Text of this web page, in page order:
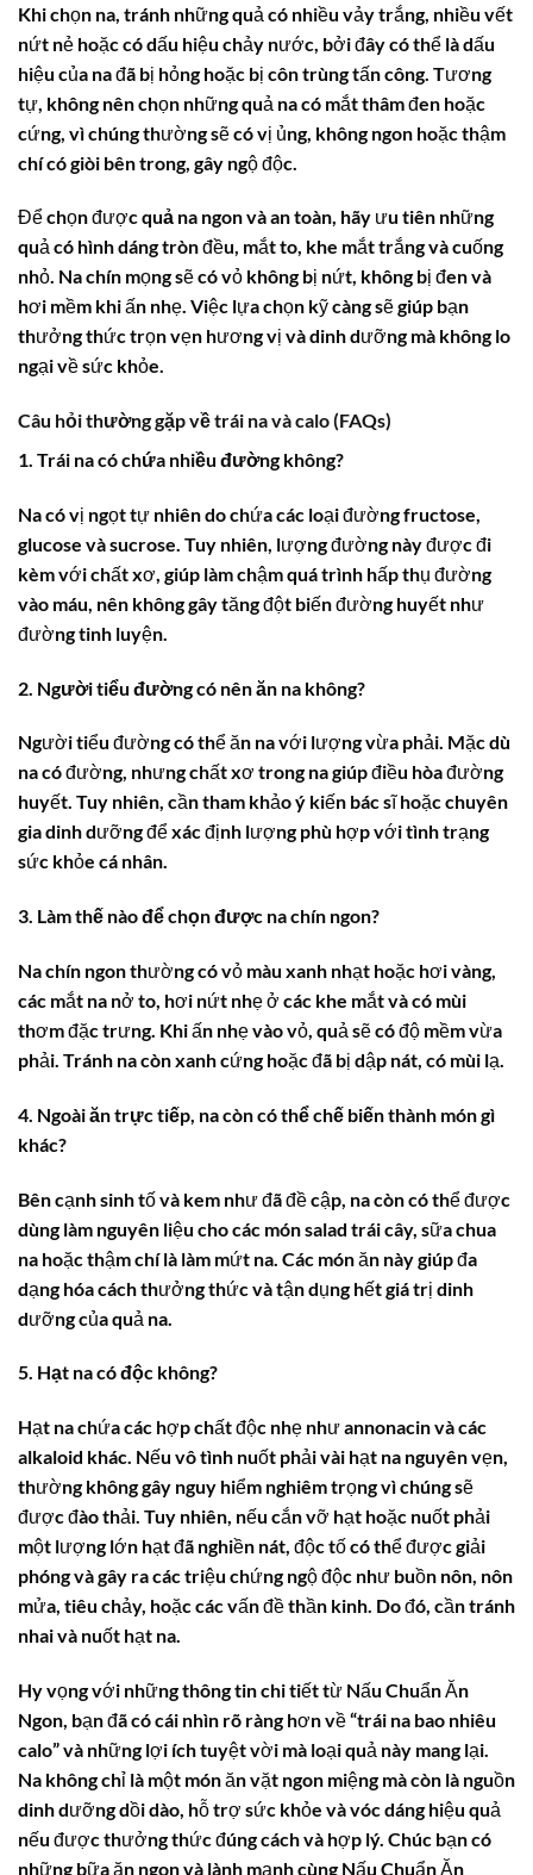
Khi chọn na, tránh những quả có nhiều vảy trắng, nhiều vết
nứt nẻ hoặc có dấu hiệu chảy nước, bởi đây có thể là dấu
hiệu của na đã bị hỏng hoặc bị côn trùng tấn công. Tương
tự, không nên chọn những quả na có mắt thâm đen hoặc
cứng, vì chúng thường sẽ có vị ủng, không ngon hoặc thậm
chí có giòi bên trong, gây ngộ độc.
Để chọn đượcquả na ngon và an toàn, hãy ưu tiên những
quả có hình dáng tròn đều, mắt to, khe mắt trắng và cuống
nhỏ. Na chín mọng sẽ có vỏ không bị nứt, không bị đen và
hơi mềm khi ấn nhẹ. Việc lựa chọn kỹ càng sẽ giúp bạn
thưởng thức trọn vẹn hương vị và dinh dưỡng mà không lo
ngại về sức khỏe.
Câu hỏi thường gặp về trái na và calo (FAQs)
1. Trái na có chứa nhiều đường không?
Na có vị ngọt tự nhiên do chứa các loại đường fructose,
glucose và sucrose. Tuy nhiên, lượng đường này được đi
kèm với chất xơ, giúp làm chậm quá trình hấp thụ đường
vào máu, nên không gây tăng đột biến đường huyết như
đường tinh luyện.
2. Người tiểu đường có nên ăn na không?
Người tiểu đường có thể ăn na với lượng vừa phải. Mặc dù
na có đường, nhưng chất xơ trong na giúp điều hòa đường
huyết. Tuy nhiên, cần tham khảo ý kiến bác sĩ hoặc chuyên
gia dinh dưỡng để xác định lượng phù hợp với tình trạng
sức khỏe cá nhân.
3. Làm thế nào để chọn được na chín ngon?
Na chín ngon thường có vỏ màu xanh nhạt hoặc hơi vàng,
các mắt na nở to, hơi nứt nhẹ ở các khe mắt và có mùi
thơm đặc trưng. Khi ấn nhẹ vào vỏ, quả sẽ có độ mềm vừa
phải. Tránh na còn xanh cứng hoặc đã bị dập nát, có mùi lạ.
4. Ngoài ăn trực tiếp, na còn có thể chế biến thành món gì
khác?
Bên cạnh sinh tố và kem như đã đề cập, na còn có thể được
dùng làm nguyên liệu cho các món salad trái cây, sữa chua
na hoặc thậm chí là làm mứt na. Các món ăn này giúp đa
dạng hóa cách thưởng thức và tận dụng hết giá trị dinh
dưỡng của quả na.
5. Hạt na có độc không?
Hạt na chứa các hợp chất độc nhẹ như annonacin và các
alkaloid khác. Nếu vô tình nuốt phải vài hạt na nguyên vẹn,
thường không gây nguy hiểm nghiêm trọng vì chúng sẽ
được đào thải. Tuy nhiên, nếu cắn vỡ hạt hoặc nuốt phải
một lượng lớn hạt đã nghiền nát, độc tố có thể được giải
phóng và gây ra các triệu chứng ngộ độc như buồn nôn, nôn
mửa, tiêu chảy, hoặc các vấn đề thần kinh. Do đó, cần tránh
nhai và nuốt hạt na.
Hy vọng với những thông tin chi tiết từ Nấu Chuẩn Ăn
Ngon, bạn đã có cái nhìn rõ ràng hơn về “trái na bao nhiêu
calo” và những lợi ích tuyệt vời mà loại quả này mang lại.
Na không chỉ là một món ăn vặt ngon miệng mà còn là nguồn
dinh dưỡng dồi dào, hỗ trợ sức khỏe và vóc dáng hiệu quả
nếu được thưởng thức đúng cách và hợp lý. Chúc bạn có
những bữa ăn ngon và lành mạnh cùng Nấu Chuẩn Ăn